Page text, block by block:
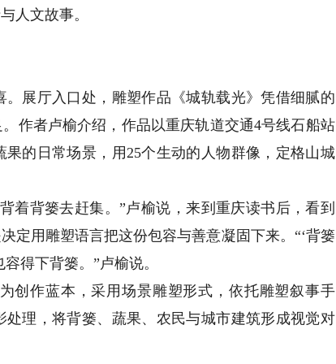
人文故事。
展厅入口处，雕塑作品《城轨载光》凭借细腻的
作者卢榆介绍，作品以重庆轨道交通4号线石船站
的日常场景，用25个生动的人物群像，定格山城
背篓去赶集。”卢榆说，来到重庆读书后，看到
定用雕塑语言把这份包容与善意凝固下来。“‘背篓
得下背篓。”卢榆说。
作蓝本，采用场景雕塑形式，依托雕塑叙事手
理，将背篓、蔬果、农民与城市建筑形成视觉对